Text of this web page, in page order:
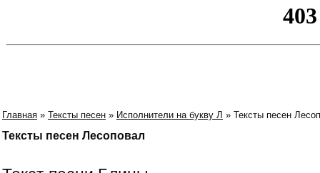
Главная » Тексты песен » Исполнители на букву Л » Тексты песен
Тексты песен Лесоповал